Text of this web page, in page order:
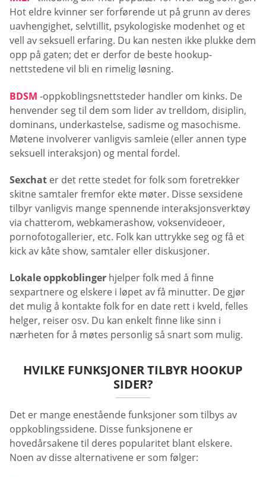
Hot eldre kvinner ser forførende ut på grunn av deres
uavhengighet, selvtillit, psykologiske modenhet og et
vell av seksuell erfaring. Du kan nesten ikke plukke dem
opp på gaten; det er derfor de beste hookup-
nettstedene vil bli en rimelig løsning.
BDSM -oppkoblingsnettsteder handler om kinks. De
henvender seg til dem som lider av trelldom, disiplin,
dominans, underkastelse, sadisme og masochisme.
Møtene involverer vanligvis samleie (eller annen type
seksuell interaksjon) og mental fordel.
Sexchat er det rette stedet for folk som foretrekker
skitne samtaler fremfor ekte møter. Disse sexsidene
tilbyr vanligvis mange spennende interaksjonsverktøy
via chatterom, webkamerashow, voksenvideoer,
pornofotogallerier, etc. Folk kan uttrykke seg og få et
kick av kåte show, samtaler eller diskusjoner.
Lokale oppkoblinger hjelper folk med å finne
sexpartnere og elskere i løpet av få minutter. De gjør
det mulig å kontakte folk for en date rett i kveld, felles
helger, reiser osv. Du kan enkelt finne like sinn i
nærheten for å møtes personlig så snart som mulig.
HVILKE FUNKSJONER TILBYR HOOKUP
SIDER?
Det er mange enestående funksjoner som tilbys av
oppkoblingssidene. Disse funksjonene er
hovedårsakene til deres popularitet blant elskere.
Noen av disse alternativene er som følger: